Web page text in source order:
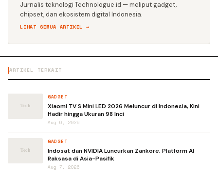
Jurnalis teknologi Technologue.id — meliput gadget,
chipset, dan ekosistem digital Indonesia.
LIHAT SEMUA ARTIKEL →
ARTIKEL TERKAIT
GADGET
Xiaomi TV S Mini LED 2026 Meluncur di Indonesia, Kini
Hadir hingga Ukuran 98 Inci
Aug 6, 2026
GADGET
Indosat dan NVIDIA Luncurkan Zankore, Platform AI
Raksasa di Asia-Pasifik
Aug 7, 2026